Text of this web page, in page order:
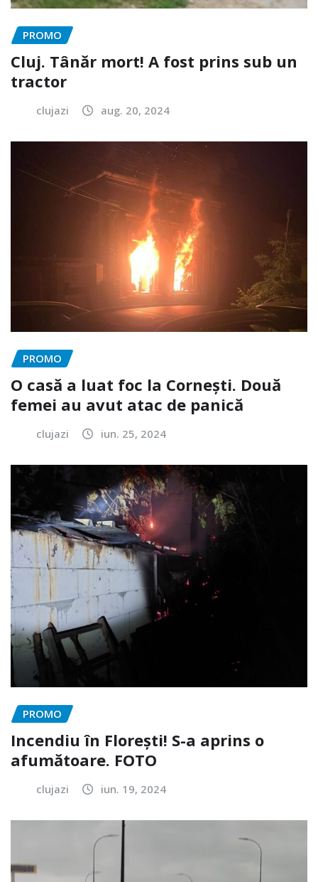
PROMO
Cluj. Tânăr mort! A fost prins sub un
tractor
clujazi aug. 20, 2024
PROMO
O casă a luat foc la Cornești. Două
femei au avut atac de panică
clujazi iun. 25, 2024
PROMO
Incendiu în Florești! S-a aprins o
afumătoare. FOTO
clujazi iun. 19, 2024